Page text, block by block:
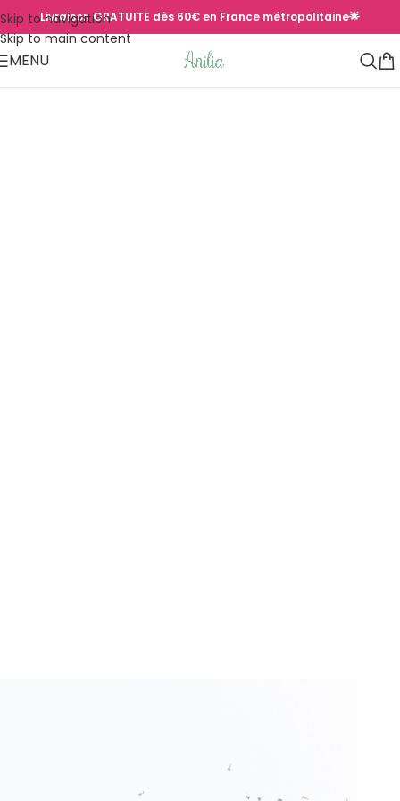
Skip to navigation
Skip to main content
Livraison GRATUITE dès 60€ en France métropolitaine🌟
MENU